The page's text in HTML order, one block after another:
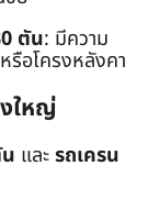
ตัน: มีความ
อโครงหลังคา
ใหญ่
และรถเครน